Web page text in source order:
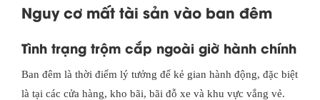
Nguy cơ mất tài sản vào ban đêm
Tình trạng trộm cắp ngoài giờ hành chính
Ban đêm là thời điểm lý tưởng để kẻ gian hành động, đặc biệt
là tại các cửa hàng, kho bãi, bãi đỗ xe và khu vực vắng vẻ.